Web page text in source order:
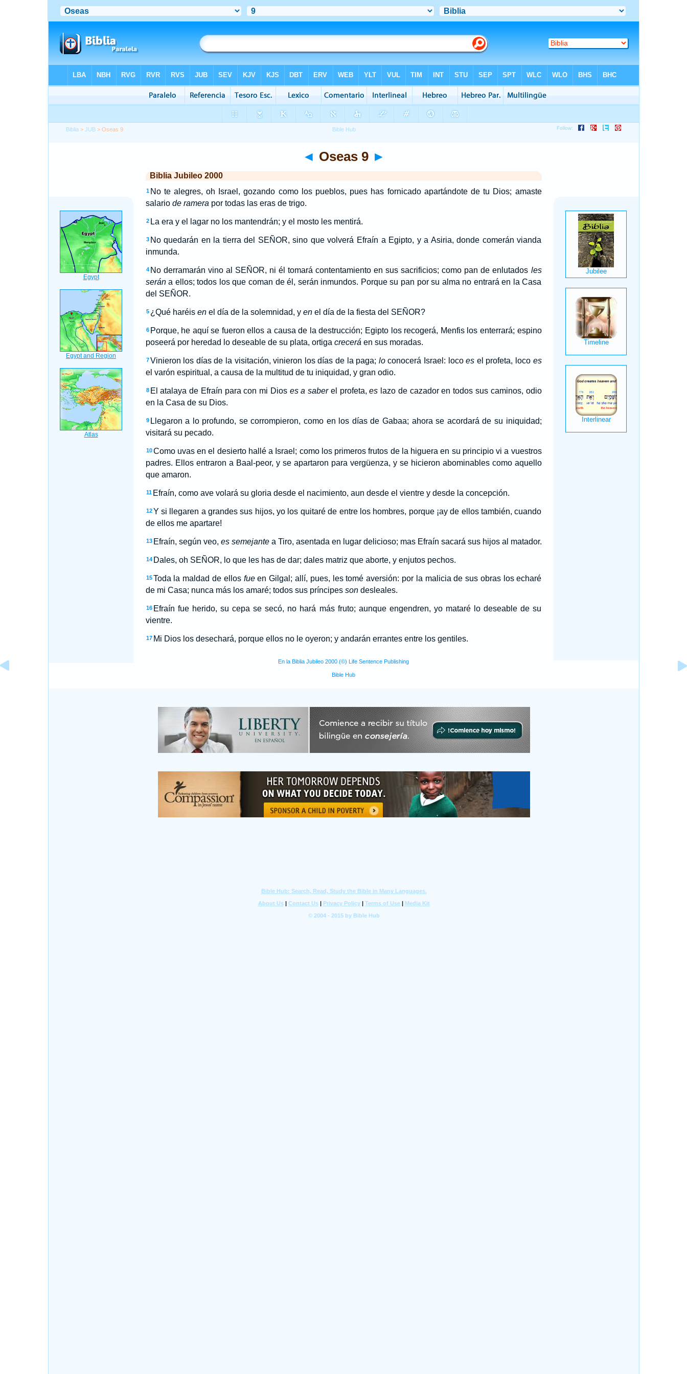
Biblia >JUB > Oseas 9
◄ Oseas 9 ►
Biblia Jubileo 2000
1 No te alegres, oh Israel, gozando como los pueblos, pues has fornicado apartándote de tu Dios; amaste
salario de ramera por todas las eras de trigo.
2 La era y el lagar no los mantendrán; y el mosto les mentirá.
3 No quedarán en la tierra del SEÑOR, sino que volverá Efraín a Egipto, y a Asiria, donde comerán vianda
inmunda.
4 No derramarán vino al SEÑOR, ni él tomará contentamiento en sus sacrificios; como pan de enlutados les
serána ellos; todos los que coman de él, serán inmundos. Porque su pan por su alma no entrará en la Casa
del SEÑOR.
5 ¿Qué haréis enel día de la solemnidad, y enel día de la fiesta del SEÑOR?
6 Porque, he aquí se fueron ellos a causa de la destrucción; Egipto los recogerá, Menfis los enterrará; espino
poseerá por heredad lo deseable de su plata, ortiga crecerá en sus moradas.
7 Vinieron los días de la visitación, vinieron los días de la paga; loconocerá Israel: locoes el profeta, loco es
el varón espiritual, a causa de la multitud de tu iniquidad, y gran odio.
8 El atalaya de Efraín para con mi Dios es a saberel profeta,es lazo de cazador en todos sus caminos, odio
en la Casa de su Dios.
9 Llegaron a lo profundo, se corrompieron, como en los días de Gabaa; ahora se acordará de su iniquidad;
visitará su pecado.
10 Como uvas en el desierto hallé a Israel; como los primeros frutos de la higuera en su principio vi a vuestros
padres. Ellos entraron a Baal-peor, y se apartaron para vergüenza, y se hicieron abominables como aquello
que amaron.
11 Efraín, como ave volará su gloria desde el nacimiento, aun desde el vientre y desde la concepción.
12 Y si llegaren a grandes sus hijos, yo los quitaré de entre los hombres, porque ¡ay de ellos también, cuando
de ellos me apartare!
13 Efraín, según veo, es semejantea Tiro, asentada en lugar delicioso; mas Efraín sacará sus hijos al matador.
14 Dales, oh SEÑOR, lo que les has de dar; dales matriz que aborte, y enjutos pechos.
15 Toda la maldad de ellos fueen Gilgal; allí, pues, les tomé aversión: por la malicia de sus obras los echaré
de mi Casa; nunca más los amaré; todos sus príncipes sondesleales.
16 Efraín fue herido, su cepa se secó, no hará más fruto; aunque engendren, yo mataré lo deseable de su
vientre.
17 Mi Dios los desechará, porque ellos no le oyeron; y andarán errantes entre los gentiles.
En la Biblia Jubileo 2000 (©) Life Sentence Publishing
Bible Hub